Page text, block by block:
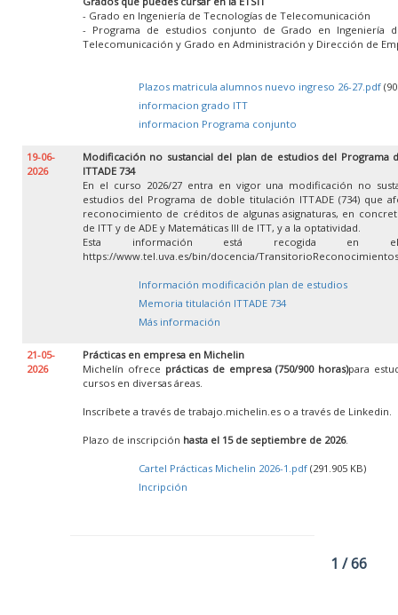
- Grado en Ingeniería de Tecnologías de Telecomunicación
- Programa de estudios conjunto de Grado en Ingeniería
Telecomunicación y Grado en Administración y Dirección de
Plazos matricula alumnos nuevo ingreso 26-27.pdf
informacion grado ITT
informacion Programa conjunto
19-06-
2026
Modificación no sustancial del plan de estudios del Programa
ITTADE 734
En el curso 2026/27 entra en vigor una modificación no
estudios del Programa de doble titulación ITTADE (734) que
reconocimiento de créditos de algunas asignaturas, en
de ITT y de ADE y Matemáticas III de ITT, y a la optatividad.
Esta información está recogida en el
https://www.tel.uva.es/bin/docencia/
Información modificación plan de estudios
Memoria titulación ITTADE 734
Más información
21-05-
2026
Prácticas en empresa en Michelin
Michelín ofrece prácticas de empresa (750/900 horas)para
cursos en diversas áreas.
Inscríbete a través de trabajo.michelin.es o a través de Linkedin.
Plazo de inscripción hasta el 15 de septiembre de 2026.
Cartel Prácticas Michelin 2026-1.pdf (291.905 KB)
Incripción
1 / 66